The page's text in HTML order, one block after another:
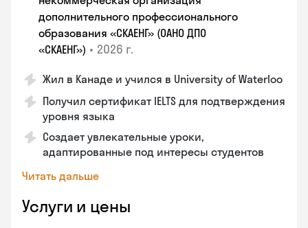
дополнительного профессионального
образования «СКАЕНГ» (ОАНО ДПО
«СКАЕНГ») • 2026 г.
Жил в Канаде и учился в University of Waterloo
Получил сертификат IELTS для подтверждения
уровня языка
Создает увлекательные уроки,
адаптированные под интересы студентов
Читать дальше
Услуги и цены